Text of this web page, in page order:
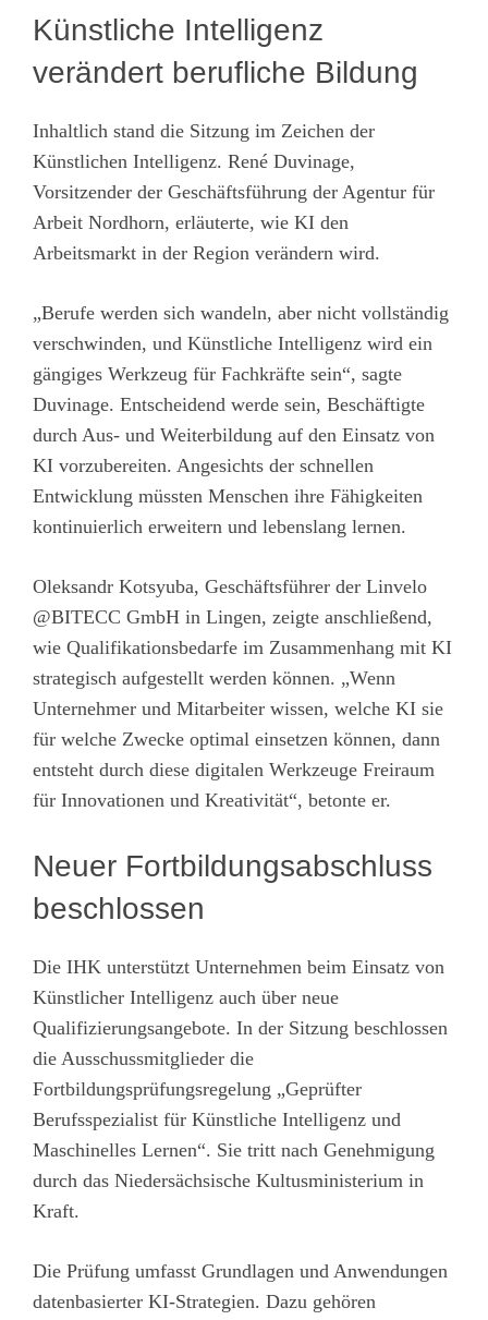
Künstliche Intelligenz
verändert berufliche Bildung
Inhaltlich stand die Sitzung im Zeichen der
Künstlichen Intelligenz. René Duvinage,
Vorsitzender der Geschäftsführung der Agentur für
Arbeit Nordhorn, erläuterte, wie KI den
Arbeitsmarkt in der Region verändern wird.
„Berufe werden sich wandeln, aber nicht vollständig
verschwinden, und Künstliche Intelligenz wird ein
gängiges Werkzeug für Fachkräfte sein“, sagte
Duvinage. Entscheidend werde sein, Beschäftigte
durch Aus- und Weiterbildung auf den Einsatz von
KI vorzubereiten. Angesichts der schnellen
Entwicklung müssten Menschen ihre Fähigkeiten
kontinuierlich erweitern und lebenslang lernen.
Oleksandr Kotsyuba, Geschäftsführer der Linvelo
@BITECC GmbH in Lingen, zeigte anschließend,
wie Qualifikationsbedarfe im Zusammenhang mit KI
strategisch aufgestellt werden können. „Wenn
Unternehmer und Mitarbeiter wissen, welche KI sie
für welche Zwecke optimal einsetzen können, dann
entsteht durch diese digitalen Werkzeuge Freiraum
für Innovationen und Kreativität“, betonte er.
Neuer Fortbildungsabschluss
beschlossen
Die IHK unterstützt Unternehmen beim Einsatz von
Künstlicher Intelligenz auch über neue
Qualifizierungsangebote. In der Sitzung beschlossen
die Ausschussmitglieder die
Fortbildungsprüfungsregelung „Geprüfter
Berufsspezialist für Künstliche Intelligenz und
Maschinelles Lernen“. Sie tritt nach Genehmigung
durch das Niedersächsische Kultusministerium in
Kraft.
Die Prüfung umfasst Grundlagen und Anwendungen
datenbasierter KI-Strategien. Dazu gehören